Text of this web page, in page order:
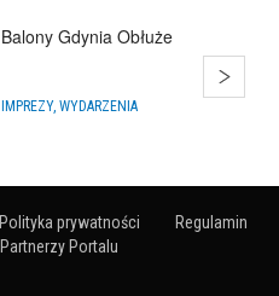
Balony Wejherowo
IMPREZY, WYDARZENIA
Polityka prywatności
Regulamin
Partnerzy Portalu